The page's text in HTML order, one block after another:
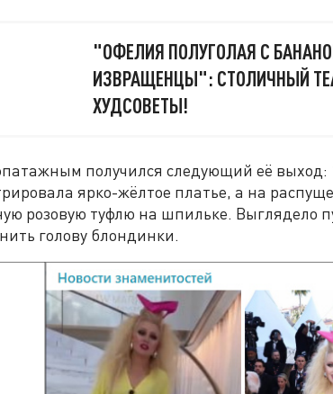
"ОФЕЛИЯ ПОЛУГОЛАЯ С
ИЗВРАЩЕНЦЫ": СТОЛИЧНЫЙ
ХУДСОВЕТЫ!
получился следующий её выход:
ярко-жёлтое платье, а на
розовую туфлю на шпильке. Выглядело
голову блондинки.